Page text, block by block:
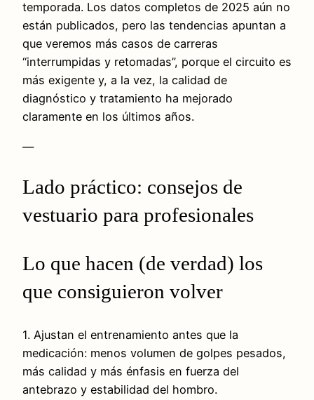
temporada. Los datos completos de 2025 aún no
están publicados, pero las tendencias apuntan a
que veremos más casos de carreras
“interrumpidas y retomadas”, porque el circuito es
más exigente y, a la vez, la calidad de
diagnóstico y tratamiento ha mejorado
claramente en los últimos años.
—
Lado práctico: consejos de
vestuario para profesionales
Lo que hacen (de verdad) los
que consiguieron volver
1. Ajustan el entrenamiento antes que la
medicación: menos volumen de golpes pesados,
más calidad y más énfasis en fuerza del
antebrazo y estabilidad del hombro.